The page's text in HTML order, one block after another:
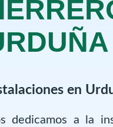
en
dedicamos a la